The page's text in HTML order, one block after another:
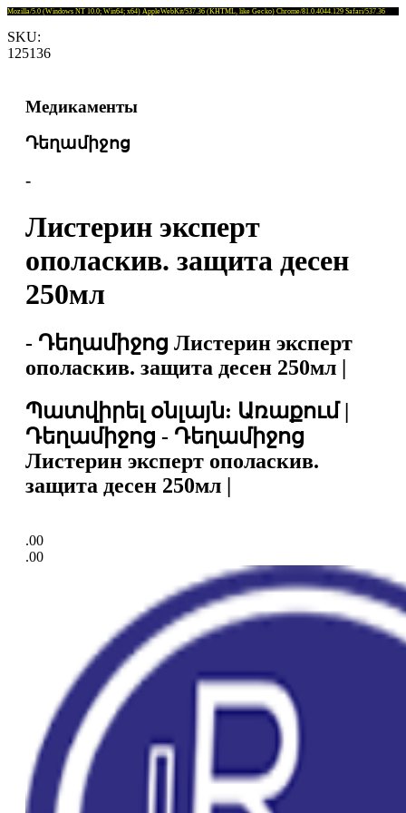
Mozilla/5.0 (Windows NT 10.0; Win64; x64) AppleWebKit/537.36 (KHTML, like Gecko) Chrome/81.0.4044.129 Safari/537.36
SKU:
125136
Медикаменты
Դեղամիջոց
-
Листерин эксперт
ополаскив. защита десен
250мл
- Դեղամիջոց Листерин эксперт
ополаскив. защита десен 250мл |
Պատվիրել օնլայն: Առաքում |
Դեղամիջոց - Դեղամիջոց
Листерин эксперт ополаскив.
защита десен 250мл |
.00
.00